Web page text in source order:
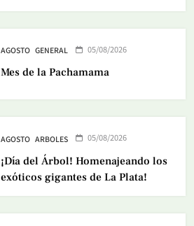
AGOSTO GENERAL 05/08/2026
Mes de la Pachamama
AGOSTO ARBOLES 05/08/2026
¡Día del Árbol! Homenajeando los
exóticos gigantes de La Plata!